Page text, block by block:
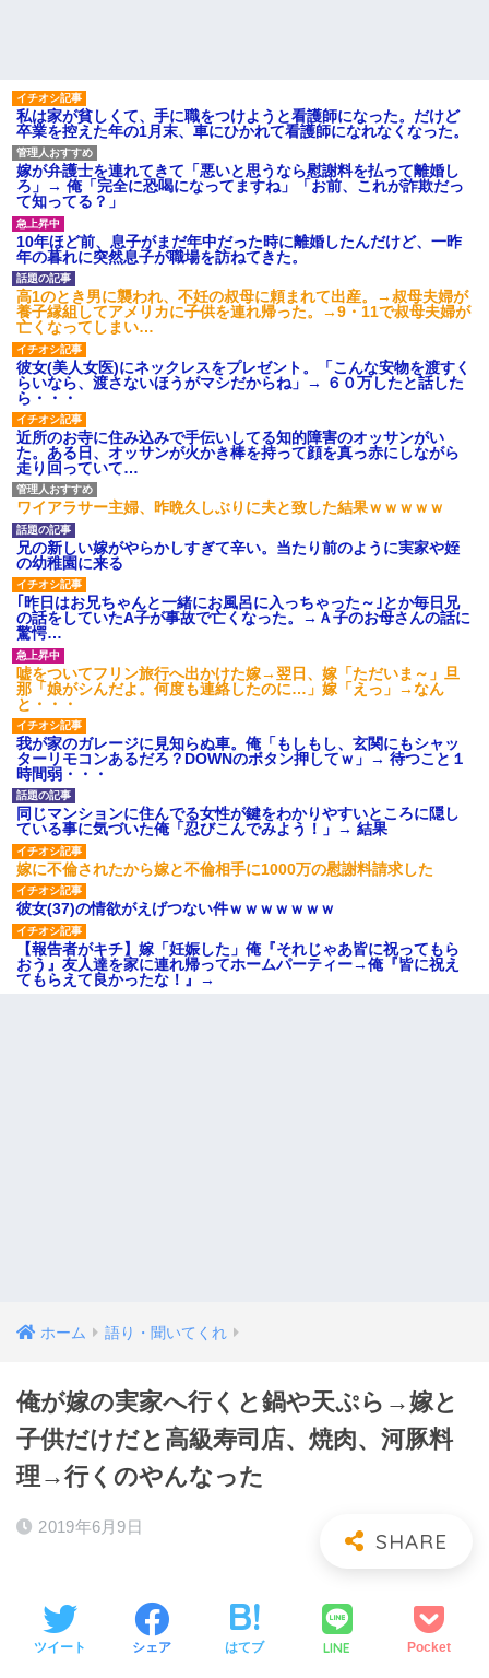
私は家が貧しくて、手に職をつけようと看護師になった。だけど
卒業を控えた年の1月末、車にひかれて看護師になれなくなった。
嫁が弁護士を連れてきて「悪いと思うなら慰謝料を払って離婚し
ろ」→ 俺「完全に恐喝になってますね」「お前、これが詐欺だっ
て知ってる？」
10年ほど前、息子がまだ年中だった時に離婚したんだけど、一昨
年の暮れに突然息子が職場を訪ねてきた。
高1のとき男に襲われ、不妊の叔母に頼まれて出産。→叔母夫婦が
養子縁組してアメリカに子供を連れ帰った。→9・11で叔母夫婦が
亡くなってしまい…
彼女(美人女医)にネックレスをプレゼント。「こんな安物を渡すく
らいなら、渡さないほうがマシだからね」→ ６０万したと話した
ら・・・
近所のお寺に住み込みで手伝いしてる知的障害のオッサンがい
た。ある日、オッサンが火かき棒を持って顔を真っ赤にしながら
走り回っていて…
ワイアラサー主婦、昨晩久しぶりに夫と致した結果ｗｗｗｗｗ
兄の新しい嫁がやらかしすぎて辛い。当たり前のように実家や姪
の幼稚園に来る
｢昨日はお兄ちゃんと一緒にお風呂に入っちゃった～｣とか毎日兄
の話をしていたA子が事故で亡くなった。→Ａ子のお母さんの話に
驚愕…
嘘をついてフリン旅行へ出かけた嫁→翌日、嫁「ただいま～」旦
那「娘がシんだよ。何度も連絡したのに…」嫁「えっ」→なん
と・・・
我が家のガレージに見知らぬ車。俺「もしもし、玄関にもシャッ
ターリモコンあるだろ？DOWNのボタン押してｗ」→ 待つこと１
時間弱・・・
同じマンションに住んでる女性が鍵をわかりやすいところに隠し
ている事に気づいた俺「忍びこんでみよう！」→ 結果
嫁に不倫されたから嫁と不倫相手に1000万の慰謝料請求した
彼女(37)の情欲がえげつない件ｗｗｗｗｗｗｗ
【報告者がキチ】嫁「妊娠した」俺『それじゃあ皆に祝ってもら
おう』友人達を家に連れ帰ってホームパーティー→俺『皆に祝え
てもらえて良かったな！』→
ホーム 語り・聞いてくれ
俺が嫁の実家へ行くと鍋や天ぷら→嫁と
子供だけだと高級寿司店、焼肉、河豚料
理→行くのやんなった
2019年6月9日
ツイート シェア はてブ LINE Pocket